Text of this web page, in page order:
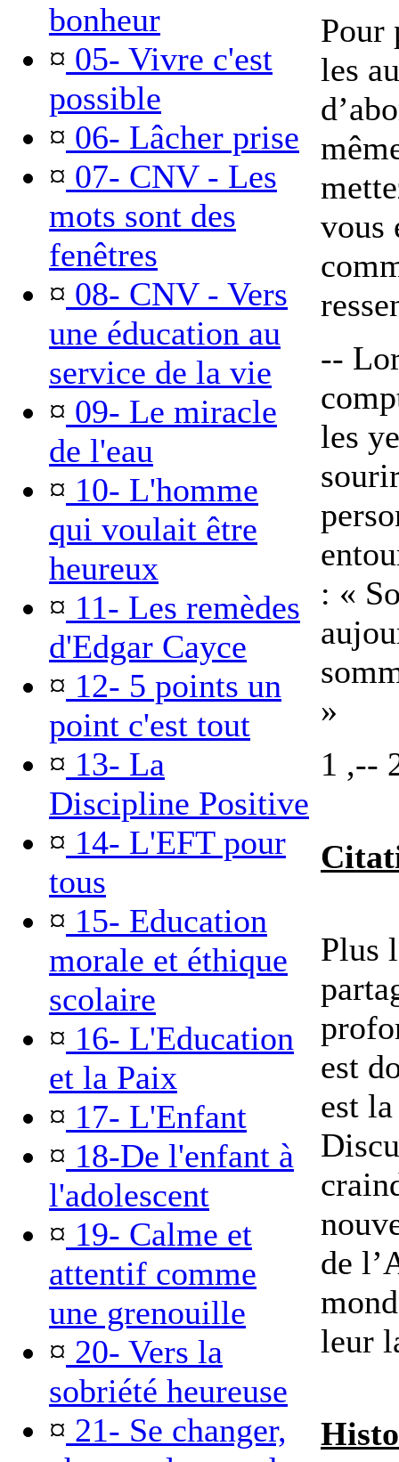
bonheur
¤ 05- Vivre c'est
possible
¤ 06- Lâcher prise
¤ 07- CNV - Les
mots sont des
fenêtres
¤ 08- CNV - Vers
une éducation au
service de la vie
¤ 09- Le miracle
de l'eau
¤ 10- L'homme
qui voulait être
heureux
¤ 11- Les remèdes
d'Edgar Cayce
¤ 12- 5 points un
point c'est tout
¤ 13- La
Discipline Positive
¤ 14- L'EFT pour
tous
¤ 15- Education
morale et éthique
scolaire
¤ 16- L'Education
et la Paix
¤ 17- L'Enfant
¤ 18-De l'enfant à
l'adolescent
¤ 19- Calme et
attentif comme
une grenouille
¤ 20- Vers la
sobriété heureuse
¤ 21- Se changer,
Pour
les
vous
--
les
: «
»
1 ,--
Plus
est
est
de
leur